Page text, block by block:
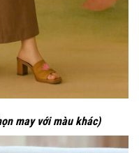
may với màu khác)